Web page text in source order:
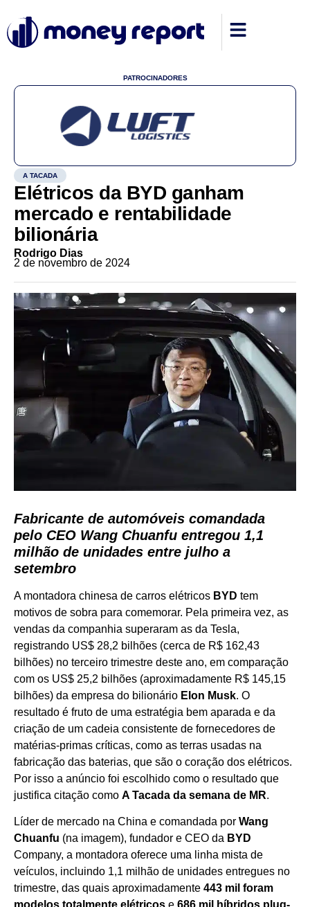
PATROCINADORES
A TACADA
Elétricos da BYD ganham
mercado e rentabilidade
bilionária
Rodrigo Dias
2 de novembro de 2024
Fabricante de automóveis comandada
pelo CEO Wang Chuanfu entregou 1,1
milhão de unidades entre julho a
setembro
A montadora chinesa de carros elétricos BYD tem
motivos de sobra para comemorar. Pela primeira vez, as
vendas da companhia superaram as da Tesla,
registrando US$ 28,2 bilhões (cerca de R$ 162,43
bilhões) no terceiro trimestre deste ano, em comparação
com os US$ 25,2 bilhões (aproximadamente R$ 145,15
bilhões) da empresa do bilionário Elon Musk. O
resultado é fruto de uma estratégia bem aparada e da
criação de um cadeia consistente de fornecedores de
matérias-primas críticas, como as terras usadas na
fabricação das baterias, que são o coração dos elétricos.
Por isso a anúncio foi escolhido como o resultado que
justifica citação como A Tacada da semana de MR.
Líder de mercado na China e comandada por Wang
Chuanfu (na imagem), fundador e CEO da BYD
Company, a montadora oferece uma linha mista de
veículos, incluindo 1,1 milhão de unidades entregues no
trimestre, das quais aproximadamente 443 mil foram
modelos totalmente elétricos e 686 mil híbridos plug-